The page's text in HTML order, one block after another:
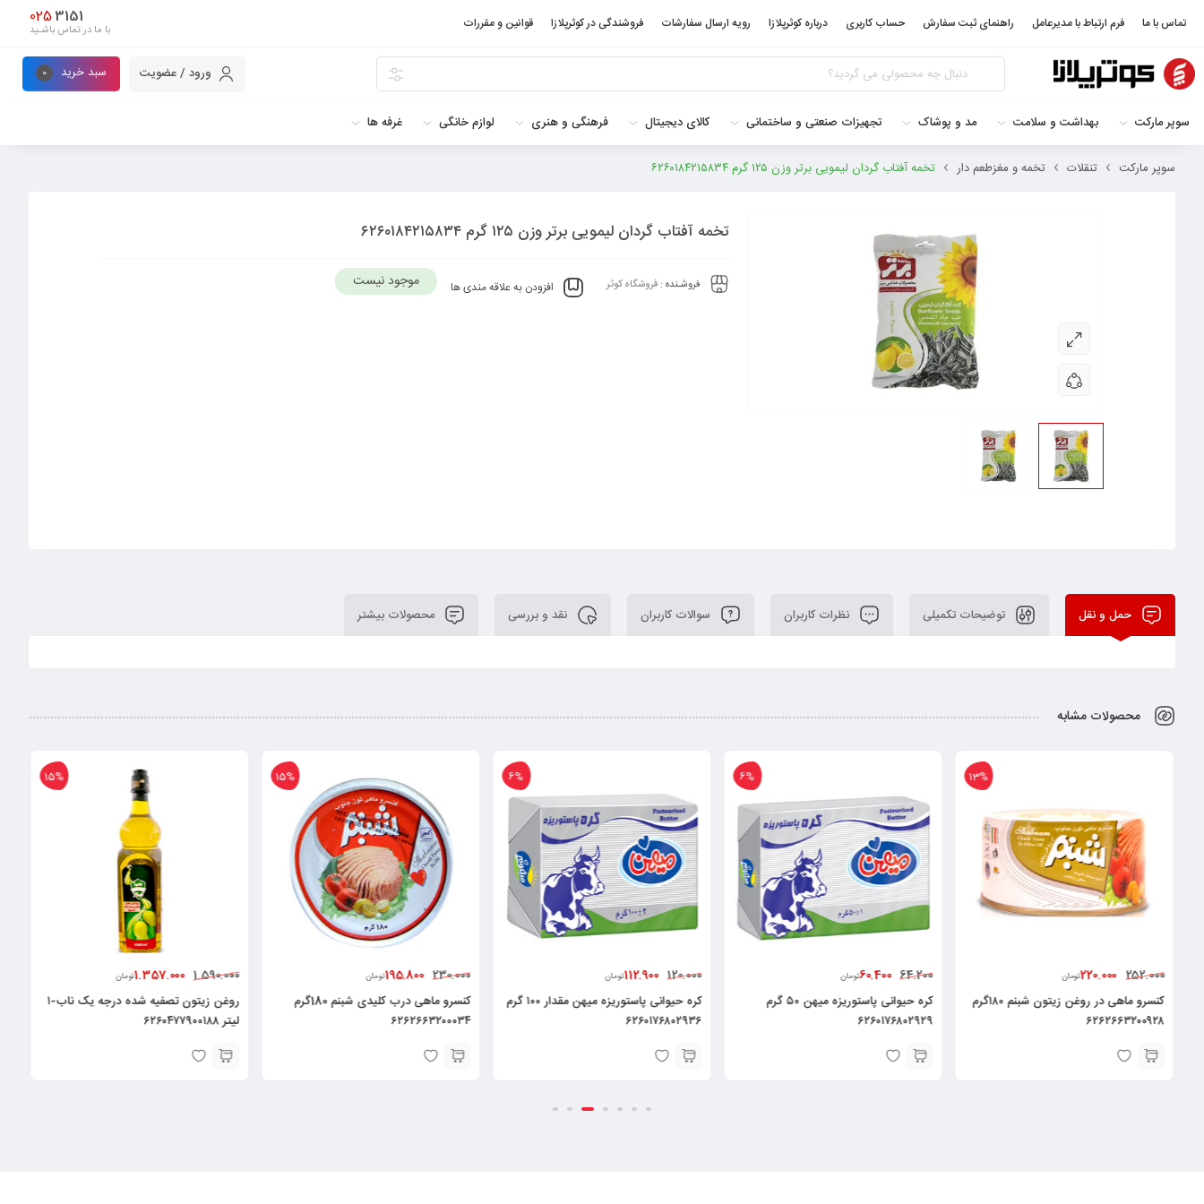
تماس با ما فرم ارتباط با مدیرعامل راهنمای ثبت سفارش حساب کاربری درباره کوثرپلازا رویه ارسال سفارشات فروشندگی در کوثرپلازا قوانین و مقررات 3151
025
با ما در تماس باشـید
ورود / عضویت سبد خرید 0
سوپر مارکت بهداشت و سلامت مد و پوشاک تجهیزات صنعتی و ساختمانی کالای دیجیتال فرهنگی و هنری لوازم خانگی غرفه ها
سوپر مارکت تنقلات تخمه و مغزطعم دار تخمه آفتاب گردان لیمویی برتر وزن ۱۲۵ گرم ۶۲۶۰۱۸۴۲۱۵۸۳۴
تخمه آفتاب گردان لیمویی برتر وزن ۱۲۵ گرم ۶۲۶۰۱۸۴۲۱۵۸۳۴
فروشـنده : فروشگاه کوثر افزودن به علاقه مندی ها موجود نیست
حمل و نقل توضیحات تکمیلی نظرات کاربران سوالات کاربران نقد و بررسی محصولات بیشتر
محصولات مشابه
13%
252.000
220.000تومان
کنسرو ماهی در روغن زیتون شبنم ۱۸۰گرم
۶۲۶۲۶۶۳۲۰۰۹۲۸
6%
64.200
60.400تومان
کره حیوانی پاستوریزه میهن ۵۰ گرم
۶۲۶۰۱۷۶۸۰۲۹۲۹
6%
120.000
112.900تومان
کره حیوانی پاستوریزه میهن مقدار ۱۰۰ گرم
۶۲۶۰۱۷۶۸۰۲۹۳۶
15%
230.000
195.800تومان
کنسرو ماهی درب کلیدی شبنم 180گرم
۶۲۶۲۶۶۳۲۰۰۰۳۴
15%
1.590.000
1.357.000تومان
روغن زیتون تصفیه شده درجه یک ناب-۱
لیتر ۶۲۶۰۴۷۷۹۰۰۱۸۸